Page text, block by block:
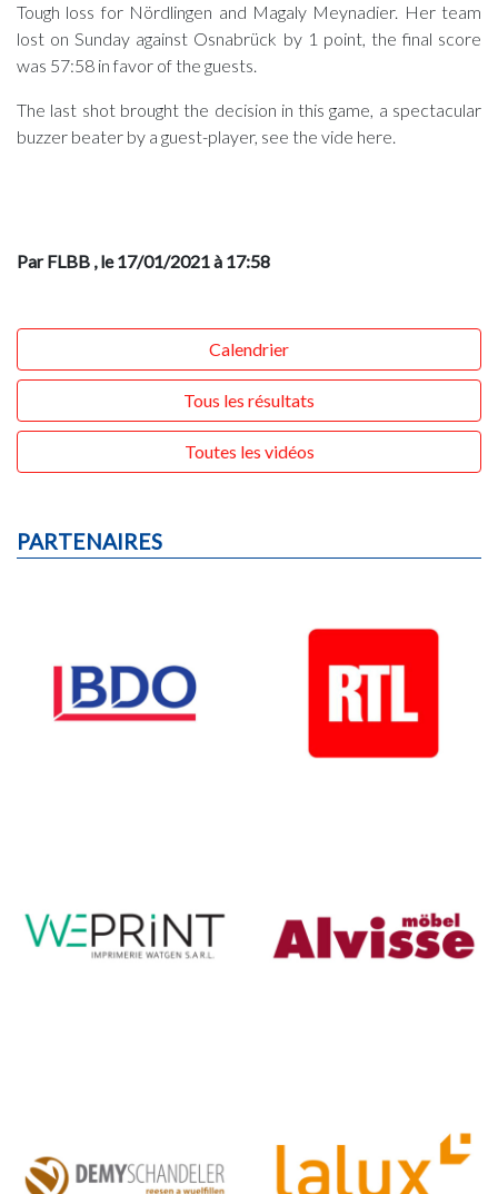
Tough loss for Nördlingen and Magaly Meynadier. Her team
lost on Sunday against Osnabrück by 1 point, the final score
was 57:58 in favor of the guests.
The last shot brought the decision in this game, a spectacular
buzzer beater by a guest-player, see the vide here.
Par FLBB , le 17/01/2021 à 17:58
Calendrier
Tous les résultats
Toutes les vidéos
PARTENAIRES